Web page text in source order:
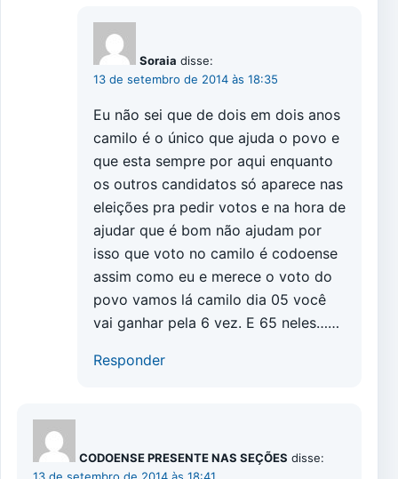
Soraia disse:
13 de setembro de 2014 às 18:35
Eu não sei que de dois em dois anos
camilo é o único que ajuda o povo e
que esta sempre por aqui enquanto
os outros candidatos só aparece nas
eleições pra pedir votos e na hora de
ajudar que é bom não ajudam por
isso que voto no camilo é codoense
assim como eu e merece o voto do
povo vamos lá camilo dia 05 você
vai ganhar pela 6 vez. E 65 neles……
Responder
CODOENSE PRESENTE NAS SEÇÕES disse: